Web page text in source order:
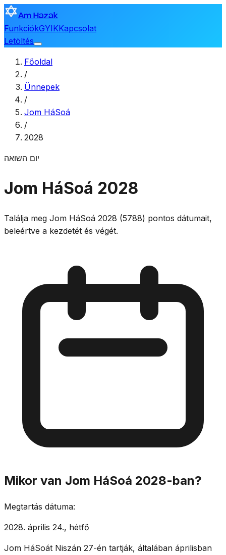
Am Hazak
FunkciókGYIKKapcsolat
Letöltés
Főoldal
/
Ünnepek
/
Jom HáSoá
/
2028
יום השואה
Jom HáSoá 2028
Találja meg Jom HáSoá 2028 (5788) pontos dátumait,
beleértve a kezdetét és végét.
Mikor van Jom HáSoá 2028-ban?
Megtartás dátuma:
2028. április 24., hétfő
Jom HáSoát Niszán 27-én tartják, általában áprilisban